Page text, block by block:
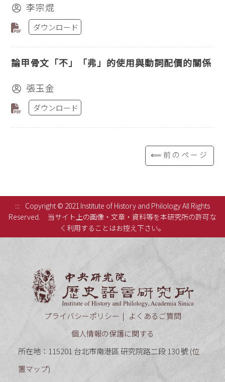
李宗焜
ダウンロード
論甲骨文「不」「弗」的使用與動詞配價的關係
張玉金
ダウンロード
⟸前のページ
:::
Copyright © 2021 Institute of History and Philology All Rights
Reserved.
当サイト上の画像・文章・資料等を本研究所の許可な
く利用することはお控え下さい。
プライバシーポリシー
よくあるご質問
個人情報の保護に関する
所在地：115201 台北市南港區 研究院路二段 130 號 (位
置マップ)